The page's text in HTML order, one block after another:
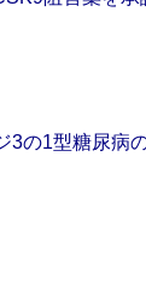
3の1型糖尿病